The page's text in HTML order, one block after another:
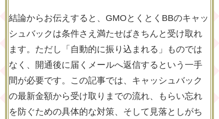
結論からお伝えすると、GMOとくとくBBのキャッ
シュバックは条件さえ満たせばきちんと受け取れ
ます。ただし「自動的に振り込まれる」ものでは
なく、開通後に届くメールへ返信するという一手
間が必要です。この記事では、キャッシュバック
の最新金額から受け取りまでの流れ、もらい忘れ
を防ぐための具体的な対策、そして見落としがち